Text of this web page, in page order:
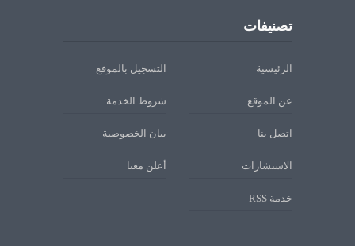
تصنيفات
الرئيسية التسجيل بالموقع
عن الموقع شروط الخدمة
اتصل بنا بيان الخصوصية
الاستشارات أعلن معنا
خدمة RSS